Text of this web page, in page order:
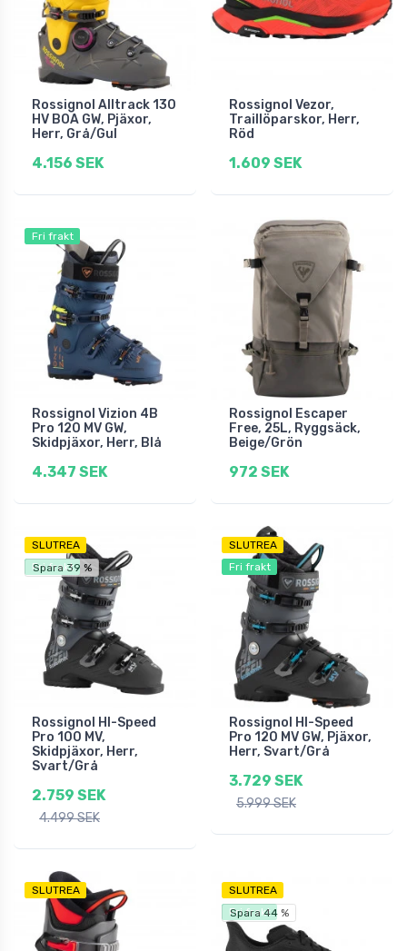
Rossignol Alltrack 130
HV BOA GW, Pjäxor,
Herr, Grå/Gul
4.156 SEK
Rossignol Vezor,
Traillöparskor, Herr,
Röd
1.609 SEK
Fri frakt
Rossignol Vizion 4B
Pro 120 MV GW,
Skidpjäxor, Herr, Blå
4.347 SEK
Rossignol Escaper
Free, 25L, Ryggsäck,
Beige/Grön
972 SEK
SLUTREA
Fri frakt
Spara 39 %
Rossignol HI-Speed
Pro 100 MV,
Skidpjäxor, Herr,
Svart/Grå
2.759 SEK
4.499 SEK
SLUTREA
Fri frakt
Rossignol HI-Speed
Pro 120 MV GW, Pjäxor,
Herr, Svart/Grå
3.729 SEK
5.999 SEK
SLUTREA
SLUTREA
Fri frakt
Spara 44 %